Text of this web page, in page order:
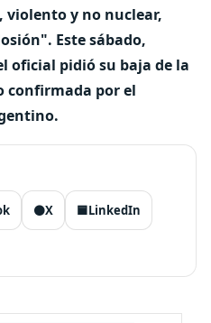
y no nuclear,
Este sábado,
oficial pidió su baja de la
confirmada por el
⚫X 🟦LinkedIn